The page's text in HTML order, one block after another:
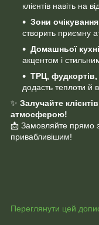
клієнтів навіть на
Зони
створить приємну
Домашньої
акцентом і
ТРЦ, фудкортів,
додасть теплоти й
✨ Залучайте
атмосферою!
📩 Замовляйте прямо
привабливішим!
Переглянути цей